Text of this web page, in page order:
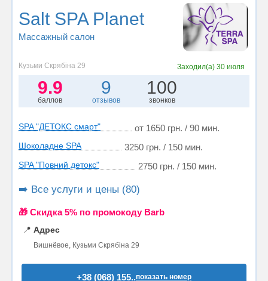
Salt SPA Planet
Массажный салон
Кузьми Скрябіна 29 Заходил(а)30 июля
9.9
баллов
9
отзывов
100
звонков
SPA "ДЕТОКС смарт" от 1650 грн. / 90 мин.
Шоколадне SPA 3250 грн. / 150 мин.
SPA "Повний детокс" 2750 грн. / 150 мин.
➡️ Все услуги и цены (80)
🎁 Cкидка 5% по промокоду Barb
📍 Адрес
Вишнёвое, Кузьми Скрябіна 29
+38 (068) 155..показать номер